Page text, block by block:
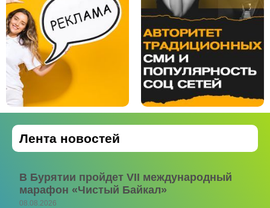
Лента новостей
В Бурятии пройдет VII международный
марафон «Чистый Байкал»
08.08.2026